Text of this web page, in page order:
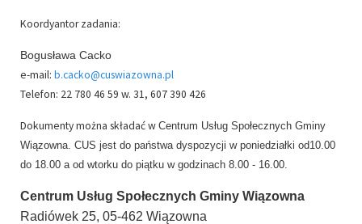
Koordyantor zadania:
Bogusława Cacko
e-mail:
Telefon: 22 780 46 59 w. 31, 607 390 426
Dokumenty można składać w Centrum Usług Społecznych Gminy
Wiązowna. CUS jest do państwa dyspozycji w poniedziałki od10.00
do 18.00 a od wtorku do piątku w godzinach 8.00 - 16.00.
Centrum Usług Społecznych Gminy Wiązowna
Radiówek 25, 05-462 Wiązowna